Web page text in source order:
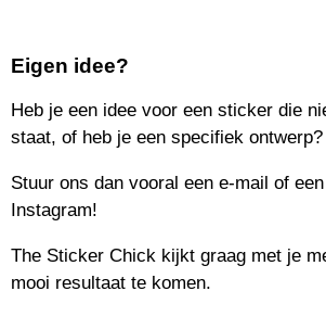
Eigen idee?
Heb je een idee voor een sticker die
staat, of heb je een specifiek ontwerp?
Stuur ons dan vooral een e-mail of
Instagram!
The Sticker Chick kijkt graag met je
mooi resultaat te komen.